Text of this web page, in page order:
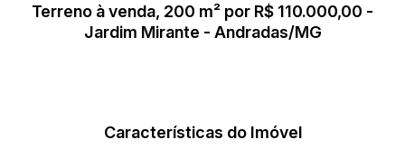
Terreno à venda, 200 m² por R$ 110.000,00 -
Jardim Mirante - Andradas/MG
Características do Imóvel